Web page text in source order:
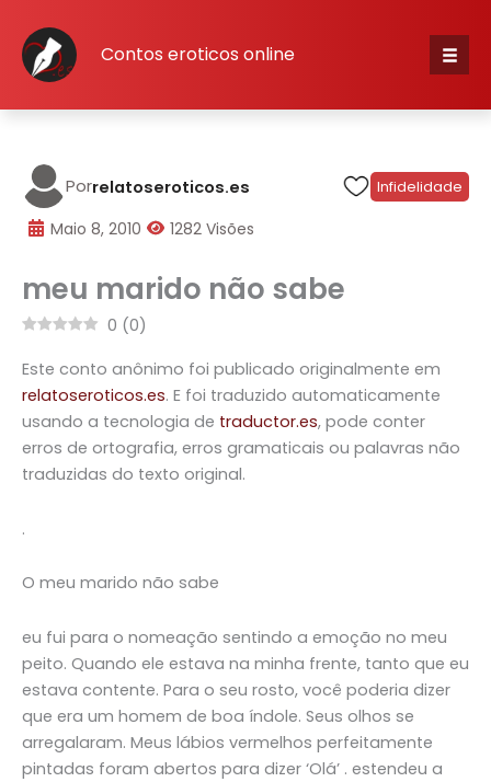
content
Contos eroticos online
Porrelatoseroticos.es Infidelidade
Maio 8, 2010 1282 Visões
meu marido não sabe
0 (0)
Este conto anônimo foi publicado originalmente em
relatoseroticos.es. E foi traduzido automaticamente
usando a tecnologia de traductor.es, pode conter
erros de ortografia, erros gramaticais ou palavras não
traduzidas do texto original.
.
O meu marido não sabe
eu fui para o nomeação sentindo a emoção no meu
peito. Quando ele estava na minha frente, tanto que eu
estava contente. Para o seu rosto, você poderia dizer
que era um homem de boa índole. Seus olhos se
arregalaram. Meus lábios vermelhos perfeitamente
pintadas foram abertos para dizer ‘Olá’ . estendeu a